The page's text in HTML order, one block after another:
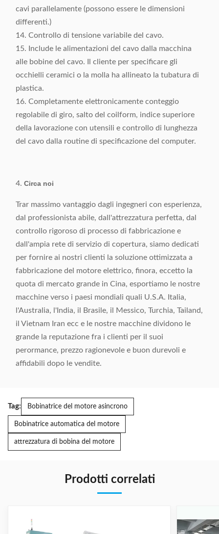
cavi parallelamente (possono essere le dimensioni
differenti.)
14. Controllo di tensione variabile del cavo.
15. Include le alimentazioni del cavo dalla macchina
alle bobine del cavo. Il cliente per specificare gli
occhielli ceramici o la molla ha allineato la tubatura di
plastica.
16. Completamente elettronicamente conteggio
regolabile di giro, salto del coilform, indice superiore
della lavorazione con utensili e controllo di lunghezza
del cavo dalla routine di specificazione del computer.
4. Circa noi
Trar massimo vantaggio dagli ingegneri con esperienza,
dal professionista abile, dall'attrezzatura perfetta, dal
controllo rigoroso di processo di fabbricazione e
dall'ampia rete di servizio di copertura, siamo dedicati
per fornire ai nostri clienti la soluzione ottimizzata a
fabbricazione del motore elettrico, finora, eccetto la
quota di mercato grande in Cina, esportiamo le nostre
macchine verso i paesi mondiali quali U.S.A. Italia,
l'Australia, l'India, il Brasile, il Messico, Turchia, Tailand,
il Vietnam Iran ecc e le nostre macchine dividono le
grande la reputazione fra i clienti per il suoi
perormance, prezzo ragionevole e buon durevoli e
affidabili dopo le vendite.
Tag: Bobinatrice del motore asincrono
Bobinatrice automatica del motore
attrezzatura di bobina del motore
Prodotti correlati